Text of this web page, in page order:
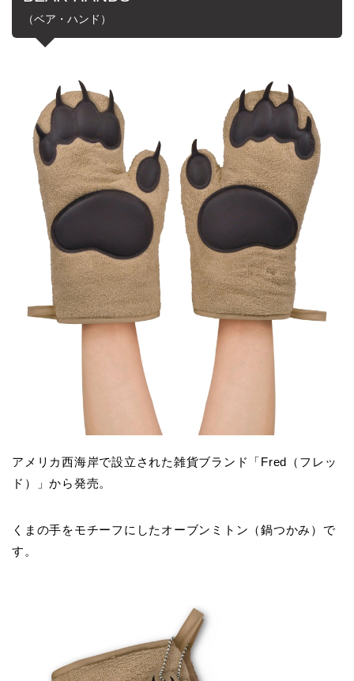
（ベア・ハンド）
アメリカ西海岸で設立された雑貨ブランド「Fred（フレッ
ド）」から発売。
くまの手をモチーフにしたオーブンミトン（鍋つかみ）で
す。